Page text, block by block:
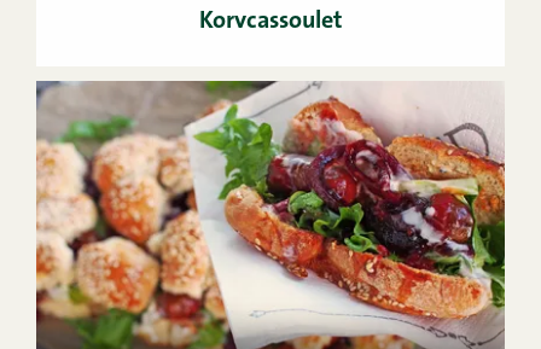
Korvcassoulet